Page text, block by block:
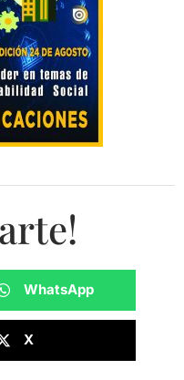
WhatsApp
X